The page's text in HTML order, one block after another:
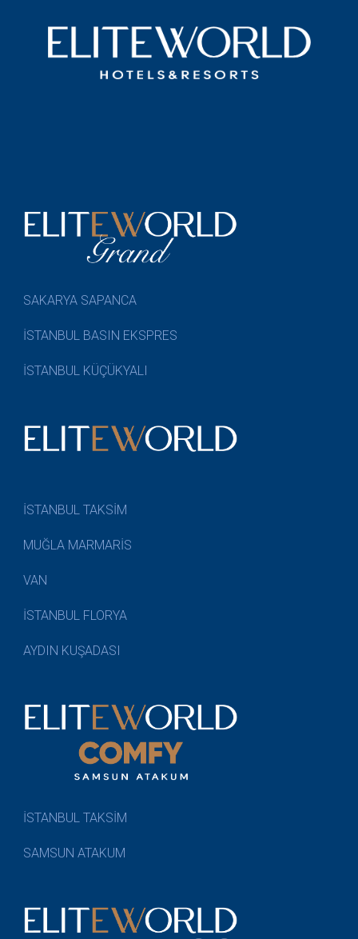
SAKARYA SAPANCA
İSTANBUL BASIN EKSPRES
İSTANBUL KÜÇÜKYALI
İSTANBUL TAKSİM
MUĞLA MARMARİS
VAN
İSTANBUL FLORYA
AYDIN KUŞADASI
İSTANBUL TAKSİM
SAMSUN ATAKUM